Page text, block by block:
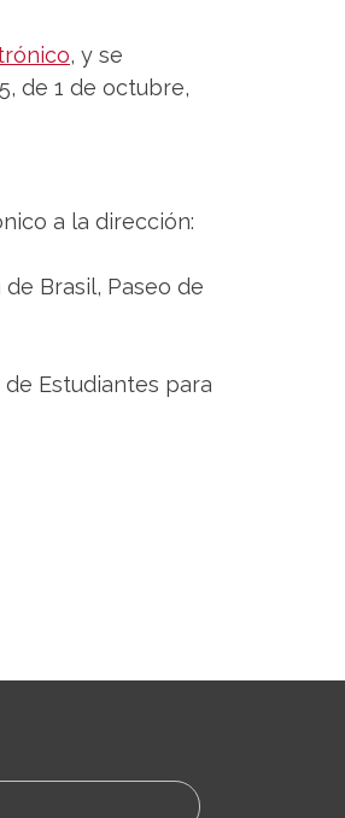
, y se
de 1 de octubre,
a la dirección:
Brasil, Paseo de
Estudiantes para